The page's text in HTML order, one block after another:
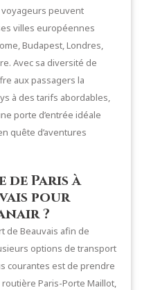
voyageurs peuvent
villes européennes
Budapest, Londres,
Avec sa diversité de
aux passagers la
à des tarifs abordables,
porte d’entrée idéale
quête d’aventures
de Paris à
pour
?
de Beauvais afin de
options de transport
courantes est de prendre
Paris-Porte Maillot,